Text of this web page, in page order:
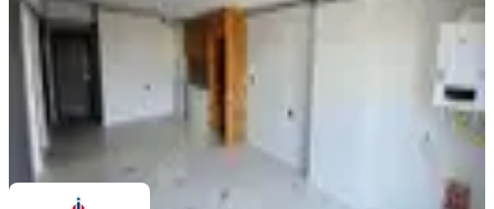
3.100.000 ₺3.300.000 ₺
YATIRIMLÜX Sedat Yüreci